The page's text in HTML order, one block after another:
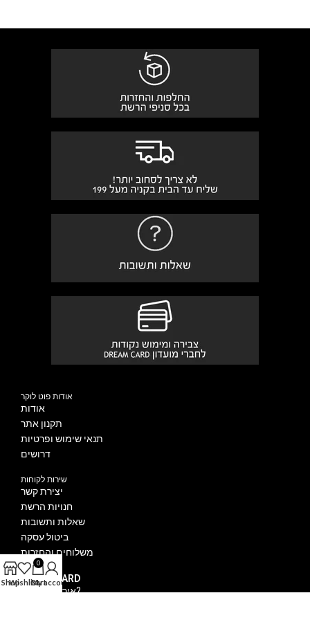
אודות פוט לוקר
אודות
תקנון אתר
תנאי שימוש ופרטיות
דרושים
שירות לקוחות
יצירת קשר
חנויות הרשת
שאלות ותשובות
ביטול עסקה
משלוחים והחזרות
DREAM CARD
איך מצטרפים?
ShopWishlist
0
Cart
My account